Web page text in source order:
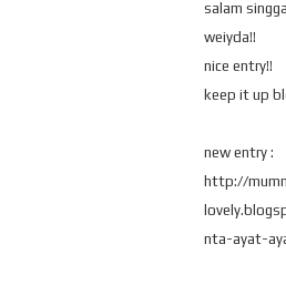
salam
weiyda!!
nice entry!!
keep it up
new entry :
http://
nta-ayat-